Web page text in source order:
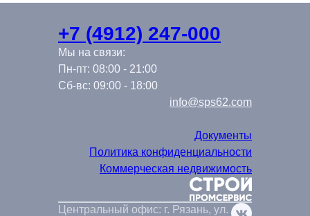
+7 (4912) 247-000
Мы на связи:
Пн-пт: 08:00 - 21:00
Сб-вс: 09:00 - 18:00
info@sps62.com
Документы
Политика конфиденциальности
Коммерческая недвижимость
Центральный офис: г. Рязань, ул.